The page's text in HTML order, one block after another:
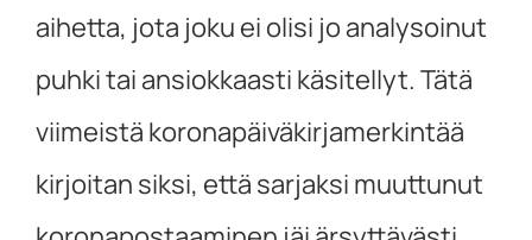
aihetta, jota joku ei olisi jo analysoinut
puhki tai ansiokkaasti käsitellyt. Tätä
viimeistä koronapäiväkirjamerkintää
kirjoitan siksi, että sarjaksi muuttunut